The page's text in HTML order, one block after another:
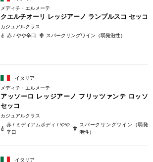
メディチ・エルメーテ
クエルチオーリ レッジアーノ ランブルスコ セッコ
カジュアルクラス
赤 / やや辛口
スパークリングワイン（弱発泡性）
イタリア
メディチ・エルメーテ
アッソーロ レッジアーノ フリッツァンテ ロッソ
セッコ
カジュアルクラス
赤 / ミディアムボディ / やや
辛口
スパークリングワイン（弱発
泡性）
イタリア